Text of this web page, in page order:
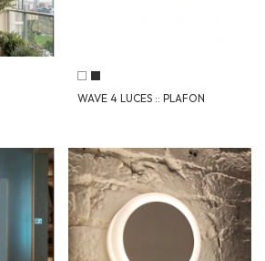
WAVE 4 LUCES :: PLAFON